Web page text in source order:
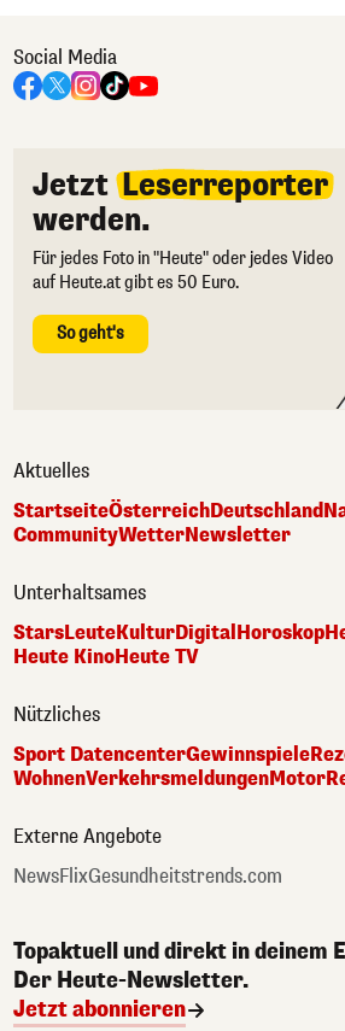
Social Media
Jetzt Leserreporter
werden.
Für jedes Foto in "Heute" oder jedes Video
auf Heute.at gibt es 50 Euro.
So geht's
Aktuelles
StartseiteÖsterreichDeutschland
CommunityWetterNewsletter
Unterhaltsames
StarsLeuteKulturDigital Horoskop
Heute KinoHeute TV
Nützliches
Sport DatencenterGewinnspiele
WohnenVerkehrsmeldungenMotor
Externe Angebote
NewsFlixGesundheitstrends.com
Topaktuell und direkt in deinem
Der Heute-Newsletter.
Jetzt abonnieren